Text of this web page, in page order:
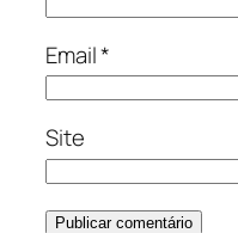
Email*
Site